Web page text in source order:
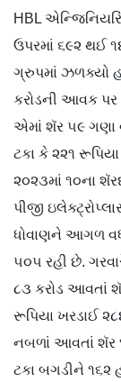
HBL
ઉપરમાં ૬૯૨ થઈ
ગ્રુપમાં ઝળક્યો
કરોડની આવક પર
એમાં શૅર ૫૯ ગણા
ટકા કે ૨૨૧
૨૦૨૩માં ૧૦ના
પીજી
ધોવાણને આગળ
૫૦૫ રહી છે.
૮૩ કરોડ આવતાં
રૂપિયા ખરડાઈ
નબળાં આવતાં શૅર
ટકા બગડીને ૧૬૨